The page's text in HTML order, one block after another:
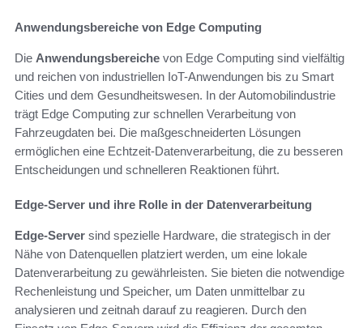
Anwendungsbereiche von Edge Computing
Die Anwendungsbereiche von Edge Computing sind vielfältig
und reichen von industriellen IoT-Anwendungen bis zu Smart
Cities und dem Gesundheitswesen. In der Automobilindustrie
trägt Edge Computing zur schnellen Verarbeitung von
Fahrzeugdaten bei. Die maßgeschneiderten Lösungen
ermöglichen eine Echtzeit-Datenverarbeitung, die zu besseren
Entscheidungen und schnelleren Reaktionen führt.
Edge-Server und ihre Rolle in der Datenverarbeitung
Edge-Server sind spezielle Hardware, die strategisch in der
Nähe von Datenquellen platziert werden, um eine lokale
Datenverarbeitung zu gewährleisten. Sie bieten die notwendige
Rechenleistung und Speicher, um Daten unmittelbar zu
analysieren und zeitnah darauf zu reagieren. Durch den